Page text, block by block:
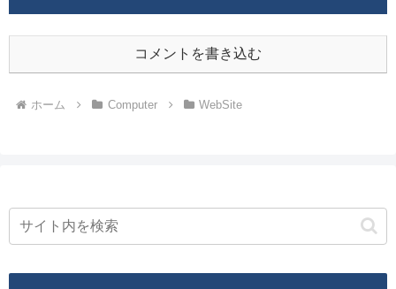
コメントを書き込む
ホーム Computer WebSite